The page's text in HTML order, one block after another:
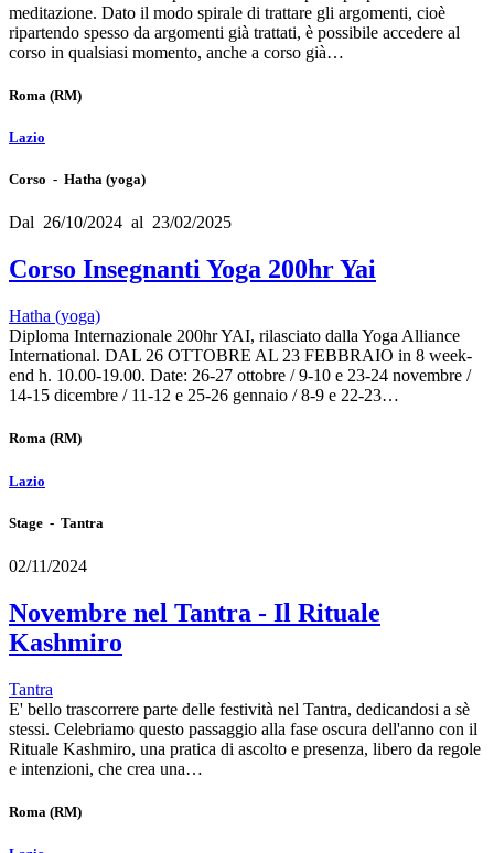
meditazione. Dato il modo spirale di trattare gli argomenti, cioè
ripartendo spesso da argomenti già trattati, è possibile accedere al
corso in qualsiasi momento, anche a corso già…
Roma (RM)
Lazio
Corso - Hatha (yoga)
Dal 26/10/2024 al 23/02/2025
Corso Insegnanti Yoga 200hr Yai
Hatha (yoga)
Diploma Internazionale 200hr YAI, rilasciato dalla Yoga Alliance
International. DAL 26 OTTOBRE AL 23 FEBBRAIO in 8 week-
end h. 10.00-19.00. Date: 26-27 ottobre / 9-10 e 23-24 novembre /
14-15 dicembre / 11-12 e 25-26 gennaio / 8-9 e 22-23…
Roma (RM)
Lazio
Stage - Tantra
02/11/2024
Novembre nel Tantra - Il Rituale
Kashmiro
Tantra
E' bello trascorrere parte delle festività nel Tantra, dedicandosi a sè
stessi. Celebriamo questo passaggio alla fase oscura dell'anno con il
Rituale Kashmiro, una pratica di ascolto e presenza, libero da regole
e intenzioni, che crea una…
Roma (RM)